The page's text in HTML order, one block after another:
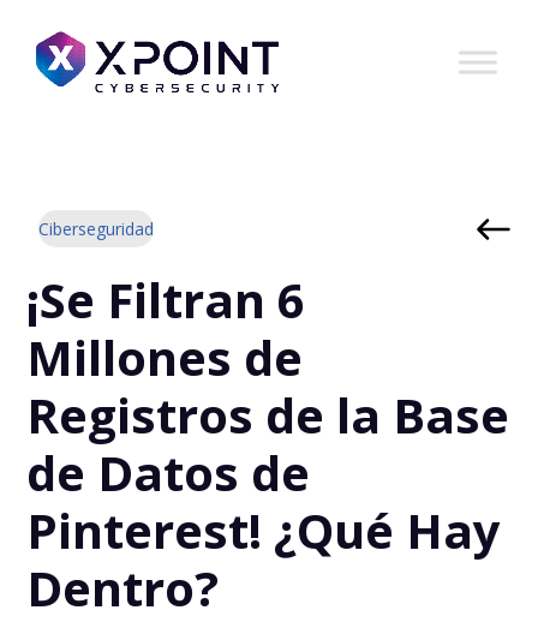
Ciberseguridad
¡Se Filtran 6
Millones de
Registros de la Base
de Datos de
Pinterest! ¿Qué Hay
Dentro?